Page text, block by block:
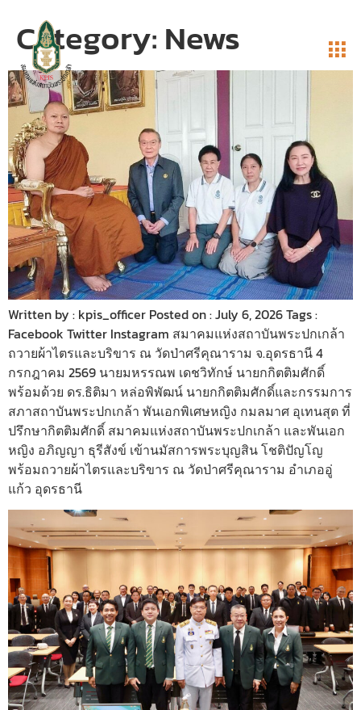
Category: News
Written by : kpis_officer Posted on : July 6, 2026 Tags :
Facebook Twitter Instagram สมาคมแห่งสถาบันพระปกเกล้า
ถวายผ้าไตรและบริขาร ณ วัดป่าศรีคุณาราม จ.อุดรธานี 4
กรกฎาคม 2569 นายมหรรณพ เดชวิทักษ์ นายกกิตติมศักดิ์
พร้อมด้วย ดร.ธิติมา หล่อพิพัฒน์ นายกกิตติมศักดิ์และกรรมการ
สภาสถาบันพระปกเกล้า พันเอกพิเศษหญิง กมลมาศ อุเทนสุต ที่
ปรึกษากิตติมศักดิ์ สมาคมแห่งสถาบันพระปกเกล้า และพันเอก
หญิง อภิญญา ธุรีสังข์ เข้านมัสการพระบุญสิน โชติปัญโญ
พร้อมถวายผ้าไตรและบริขาร ณ วัดป่าศรีคุณาราม อำเภออู่
แก้ว อุดรธานี